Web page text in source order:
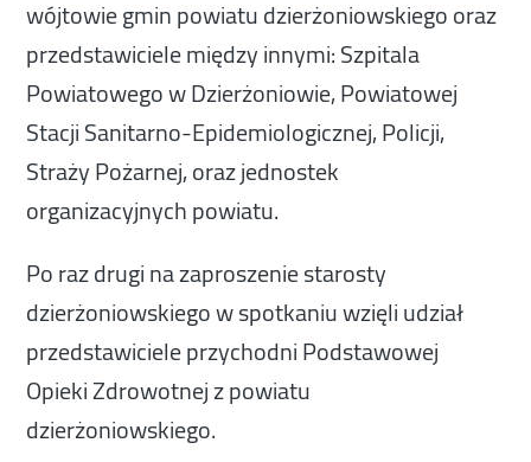
wójtowie gmin powiatu dzierżoniowskiego oraz
przedstawiciele między innymi: Szpitala
Powiatowego w Dzierżoniowie, Powiatowej
Stacji Sanitarno-Epidemiologicznej, Policji,
Straży Pożarnej, oraz jednostek
organizacyjnych powiatu.
Po raz drugi na zaproszenie starosty
dzierżoniowskiego w spotkaniu wzięli udział
przedstawiciele przychodni Podstawowej
Opieki Zdrowotnej z powiatu
dzierżoniowskiego.